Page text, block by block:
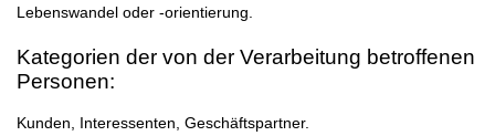
Lebenswandel oder -orientierung.
Kategorien der von der Verarbeitung betroffenen
Personen:
Kunden, Interessenten, Geschäftspartner.